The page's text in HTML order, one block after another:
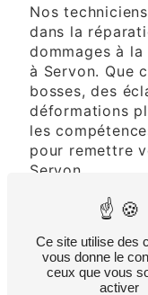
Nos
dans la
dommages à
à Servon. Que
bosses, des
déformations
les
pour remettre
Servon.
PEINTURE
En plus des
proposons
peinture et de
Ce site utilise des
vous donne le
ceux que vous
activer